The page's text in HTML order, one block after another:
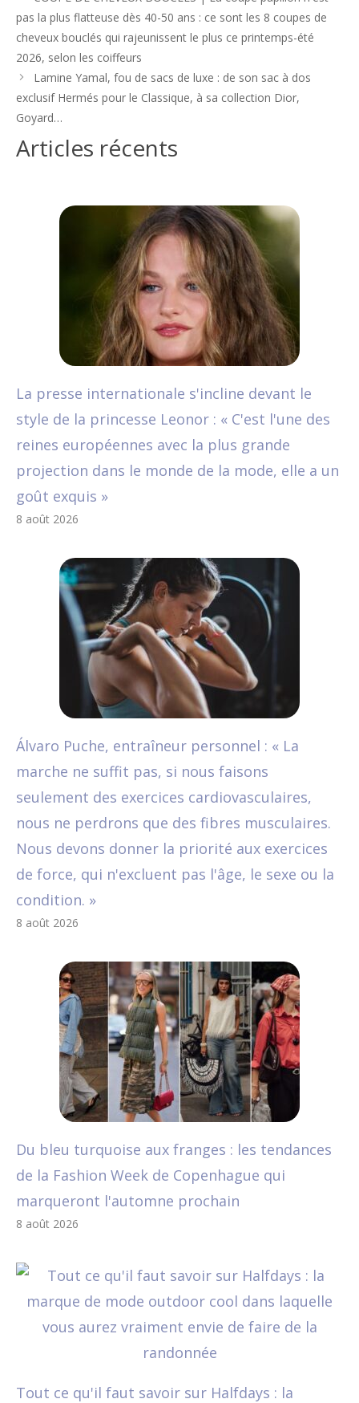
articles
pas la plus flatteuse dès 40-50 ans : ce sont les 8 coupes de
cheveux bouclés qui rajeunissent le plus ce printemps-été
2026, selon les coiffeurs
Lamine Yamal, fou de sacs de luxe : de son sac à dos
exclusif Hermés pour le Classique, à sa collection Dior,
Goyard…
Articles récents
La presse internationale s'incline devant le
style de la princesse Leonor : « C'est l'une des
reines européennes avec la plus grande
projection dans le monde de la mode, elle a un
goût exquis »
8 août 2026
Álvaro Puche, entraîneur personnel : « La
marche ne suffit pas, si nous faisons
seulement des exercices cardiovasculaires,
nous ne perdrons que des fibres musculaires.
Nous devons donner la priorité aux exercices
de force, qui n'excluent pas l'âge, le sexe ou la
condition. »
8 août 2026
Du bleu turquoise aux franges : les tendances
de la Fashion Week de Copenhague qui
marqueront l'automne prochain
8 août 2026
Tout ce qu'il faut savoir sur Halfdays : la